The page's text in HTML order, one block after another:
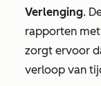
Verlenging.
rapporten
zorgt ervoor
verloop van